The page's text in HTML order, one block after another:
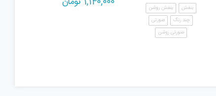
بنفش
بنفش روشن
چند رنگ
صورتی
صورتی روشن
was: